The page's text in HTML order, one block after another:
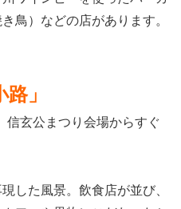
鳥）などの店があります。
」
玄公まつり会場からすぐ
した風景。飲食店が並び、